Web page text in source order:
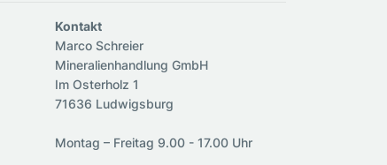
Kontakt
Marco Schreier
Mineralienhandlung GmbH
Im Osterholz 1
71636 Ludwigsburg
Montag – Freitag 9.00 - 17.00 Uhr